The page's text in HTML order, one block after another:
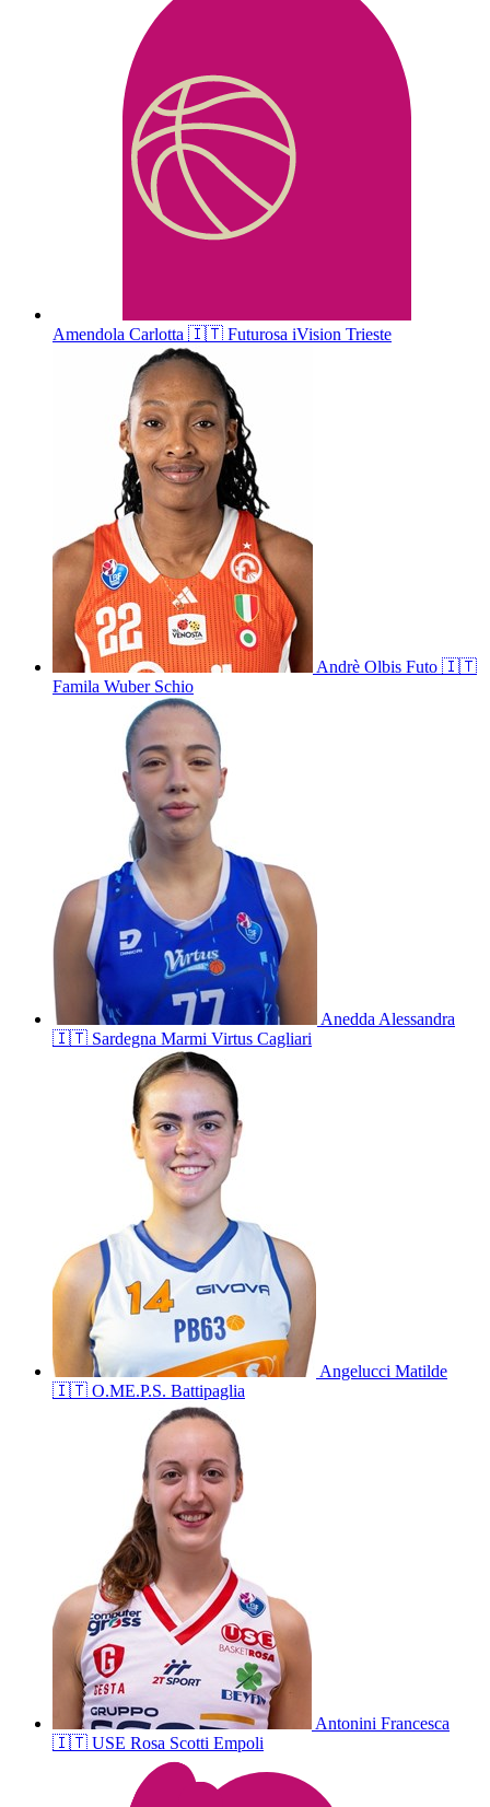
Amendola Carlotta 🇮🇹 Futurosa iVision Trieste
Andrè Olbis Futo 🇮🇹
Famila Wuber Schio
AneddaAlessandra
🇮🇹 Sardegna Marmi Virtus Cagliari
Angelucci Matilde
🇮🇹 O.ME.P.S. Battipaglia
Antonini Francesca
🇮🇹 USE Rosa Scotti Empoli